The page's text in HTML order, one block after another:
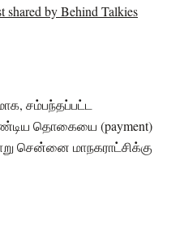
shared by Behind Talkies
சம்பந்தப்பட்ட
தொகையை (payment)
சென்னை மாநகராட்சிக்கு